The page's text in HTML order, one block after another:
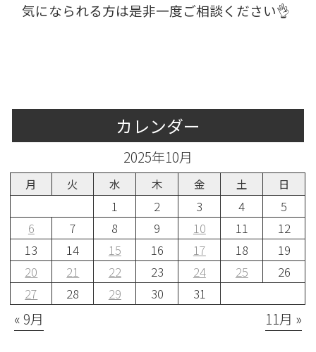
気になられる方は是非一度ご相談ください👌
カレンダー
2025年10月
月 火 水 木 金 土 日
1 2 3 4
5
6
7 8 9 10 11
12
13
14 15 16 17 18
19
20
21 22 23 24 25
26
27
28 29 30 31
« 9月 11月 »